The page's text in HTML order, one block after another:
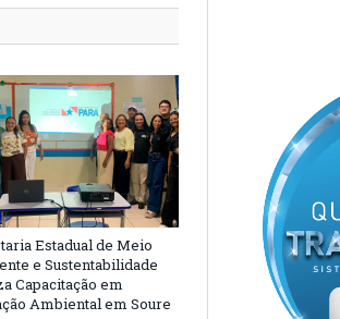
Estadual de Meio
e Sustentabilidade
Capacitação em
Ambiental em Soure